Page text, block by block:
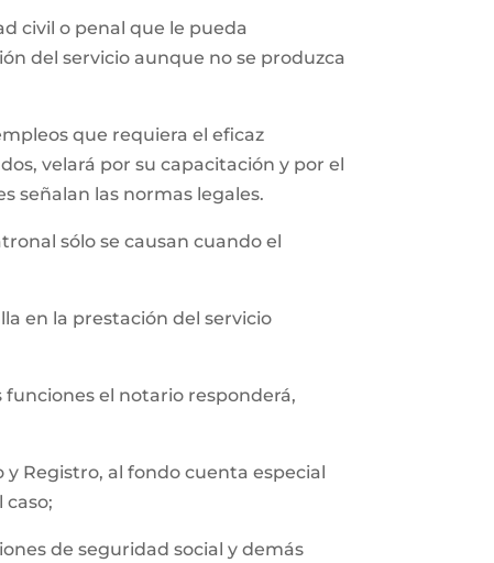
civil o penal que le pueda
del servicio aunque no se produzca
que requiera el eficaz
velará por su capacitación y por el
señalan las normas legales.
sólo se causan cuando el
en la prestación del servicio
el notario responderá,
Registro, al fondo cuenta especial
de seguridad social y demás